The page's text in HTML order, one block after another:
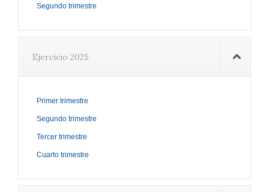
Segundo trimestre
Ejercicio 2025
Primer trimestre
Segundo trimestre
Tercer trimestre
Cuarto trimestre